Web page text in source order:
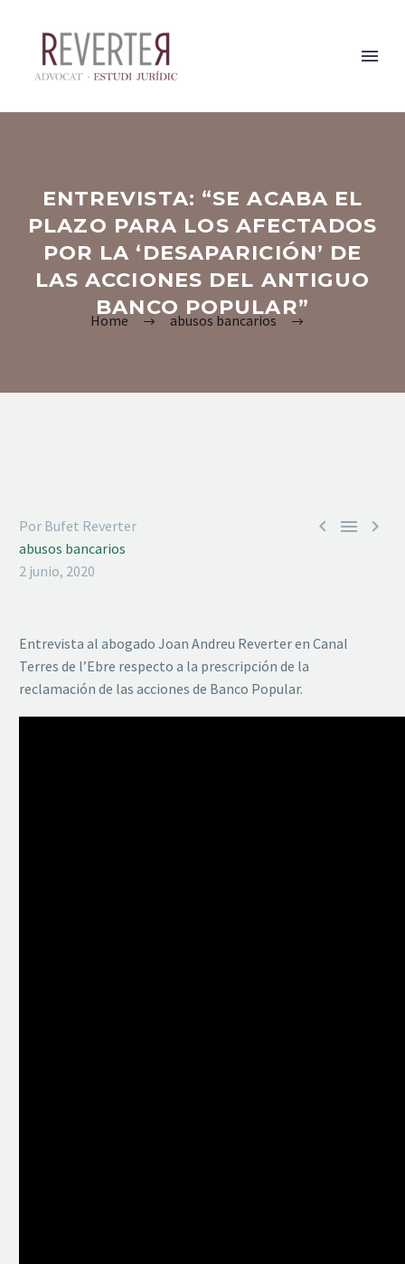
ENTREVISTA: “SE ACABA EL
PLAZO PARA LOS AFECTADOS
POR LA ‘DESAPARICIÓN’ DE
LAS ACCIONES DEL ANTIGUO
BANCO POPULAR”
Home
abusos bancarios
  
Por Bufet Reverter
abusos bancarios
2 junio, 2020
Entrevista al abogado Joan Andreu Reverter en Canal
Terres de l’Ebre respecto a la prescripción de la
reclamación de las acciones de Banco Popular.